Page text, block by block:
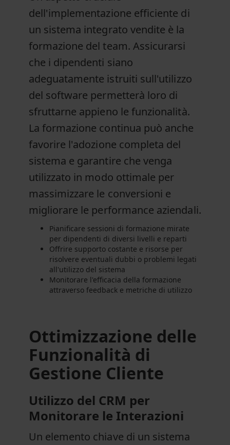
dell'implementazione efficiente di
un sistema integrato vendite è la
formazione del team. Assicurarsi
che i dipendenti siano
adeguatamente istruiti sull'utilizzo
del software permetterà loro di
sfruttarne appieno le funzionalità.
La formazione continua può anche
favorire l'adozione completa del
sistema e garantire che venga
utilizzato in modo ottimale per
massimizzare le conversioni e
migliorare le performance aziendali.
Pianificare sessioni di formazione mirate
per dipendenti di diversi livelli e reparti
Offrire supporto costante e risorse per
risolvere eventuali dubbi o problemi legati
all'utilizzo del sistema
Monitorare l'efficacia della formazione
attraverso feedback e metriche di utilizzo
Ottimizzazione delle
Funzionalità di
Gestione Cliente
Utilizzo del CRM per
Monitorare le Interazioni
Un elemento chiave di un sistema